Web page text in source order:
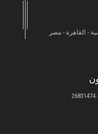
- القاهرة - مصر